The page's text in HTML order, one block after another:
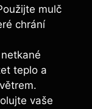
mulč
chrání
teplo a
vaše